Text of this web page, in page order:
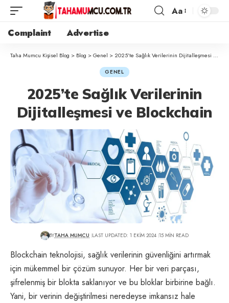
Aa
Complaint Advertise
Taha Mumcu Kişisel Blog > Blog >Genel > 2025’te Sağlık Verilerinin Dijitalleşmesi ve Blockchain
GENEL
2025’te Sağlık Verilerinin
Dijitalleşmesi ve Blockchain
BYTAHA MUMCU LAST UPDATED: 1 EKIM 2024 15 MIN READ
Blockchain teknolojisi, sağlık verilerinin güvenliğini artırmak
için mükemmel bir çözüm sunuyor. Her bir veri parçası,
şifrelenmiş bir blokta saklanıyor ve bu bloklar birbirine bağlı.
Yani, bir verinin değiştirilmesi neredeyse imkansız hale